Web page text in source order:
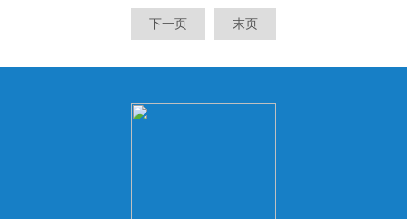
下一页 末页